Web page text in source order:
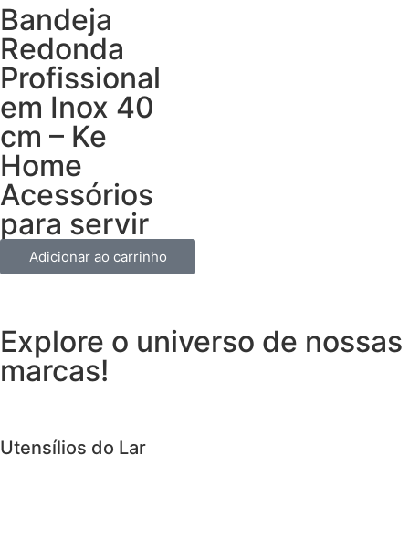
Bandeja
Redonda
Profissional
em Inox 40
cm – Ke
Home
Acessórios
para servir
Adicionar ao carrinho
Explore o universo de nossas
marcas!
Utensílios do Lar